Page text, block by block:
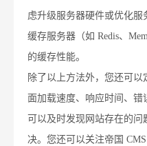
虑升级服务器硬件或优化服
缓存服务器（如 Redis、
的缓存性能。
除了以上方法外，您还可
面加载速度、响应时间、
可以及时发现网站存在的
决。您还可以关注帝国